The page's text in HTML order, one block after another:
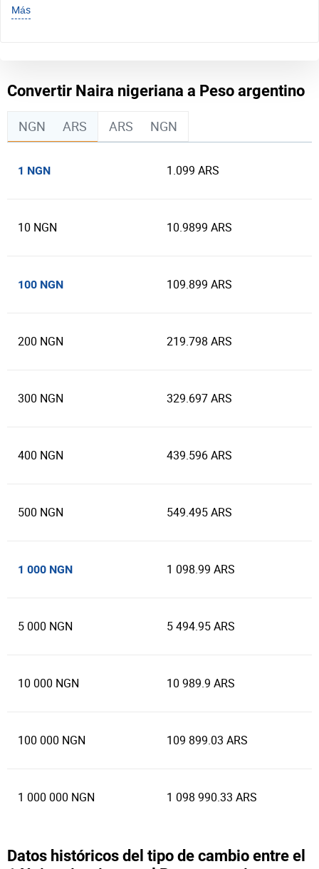
Más
Convertir Naira nigeriana a Peso argentino
NGN ARS ARS NGN
1 NGN 1.099 ARS
10 NGN 10.9899 ARS
100 NGN 109.899 ARS
200 NGN 219.798 ARS
300 NGN 329.697 ARS
400 NGN 439.596 ARS
500 NGN 549.495 ARS
1 000 NGN 1 098.99 ARS
5 000 NGN 5 494.95 ARS
10 000 NGN 10 989.9 ARS
100 000 NGN 109 899.03 ARS
1 000 000 NGN 1 098 990.33 ARS
Datos históricos del tipo de cambio entre el